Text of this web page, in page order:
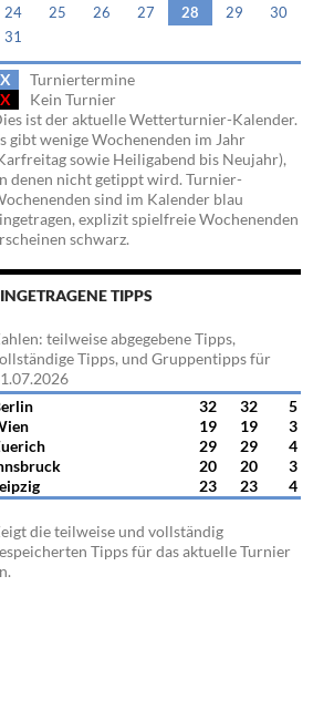
24
25 26 27 28 29
30
31
X
Turniertermine
X
Kein Turnier
ist der aktuelle Wetterturnier-Kalender.
gibt wenige Wochenenden im Jahr
sowie Heiligabend bis Neujahr),
denen nicht getippt wird. Turnier-
sind im Kalender blau
explizit spielfreie Wochenenden
schwarz.
TIPPS
teilweise abgegebene Tipps,
Tipps, und Gruppentipps für
32 32
5
19 19
3
29 29
4
20 20
3
23 23 4
die teilweise und vollständig
Tipps für das aktuelle Turnier